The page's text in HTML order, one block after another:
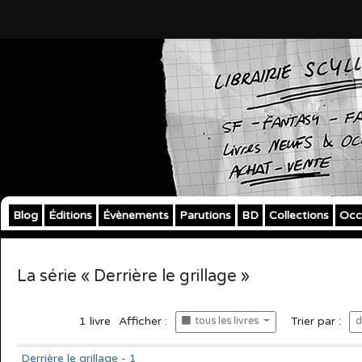
Blog Éditions Évènements Parutions BD Collections
La série « Derrière le grillage »
1 livre Afficher : tous les livres Trier par :
Derrière le grillage - 1